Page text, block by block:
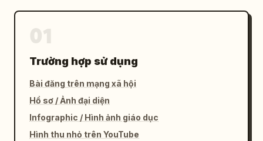
Trường hợp sử dụng
Bài đăng trên mạng xã hội
Hồ sơ / Ảnh đại diện
Infographic / Hình ảnh giáo dục
Hình thu nhỏ trên YouTube